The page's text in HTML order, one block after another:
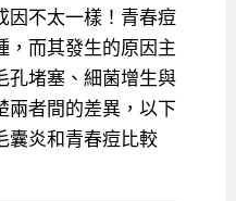
因不太一樣！青春痘
，而其發生的原因主
孔堵塞、細菌增生與
兩者間的差異，以下
囊炎和青春痘比較